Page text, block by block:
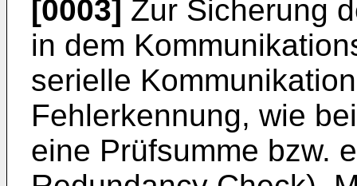
[0003] Zur Sicherung
in dem
serielle
Fehlerkennung, wie
eine Prüfsumme bzw.